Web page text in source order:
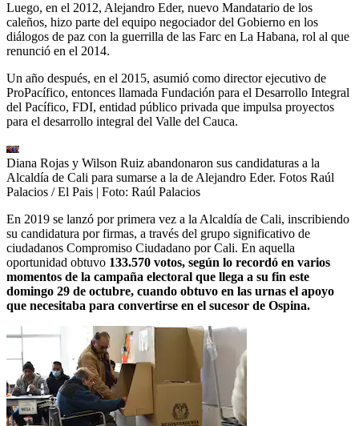
Luego, en el 2012, Alejandro Eder, nuevo Mandatario de los
caleños, hizo parte del equipo negociador del Gobierno en los
diálogos de paz con la guerrilla de las Farc en La Habana, rol al que
renunció en el 2014.
Un año después, en el 2015, asumió como director ejecutivo de
ProPacífico, entonces llamada Fundación para el Desarrollo Integral
del Pacífico, FDI, entidad público privada que impulsa proyectos
para el desarrollo integral del Valle del Cauca.
Diana Rojas y Wilson Ruiz abandonaron sus candidaturas a la
Alcaldía de Cali para sumarse a la de Alejandro Eder. Fotos Raúl
Palacios / El Pais | Foto: Raúl Palacios
En 2019 se lanzó por primera vez a la Alcaldía de Cali, inscribiendo
su candidatura por firmas, a través del grupo significativo de
ciudadanos Compromiso Ciudadano por Cali. En aquella
oportunidad obtuvo 133.570 votos, según lo recordó en varios
momentos de la campaña electoral que llega a su fin este
domingo 29 de octubre, cuando obtuvo en las urnas el apoyo
que necesitaba para convertirse en el sucesor de Ospina.